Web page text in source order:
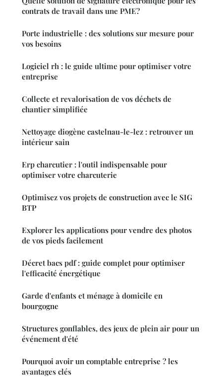
contrats de travail dans une PME?
Porte industrielle : des solutions sur mesure pour
vos besoins
Logiciel rh : le guide ultime pour optimiser votre
entreprise
Collecte et revalorisation de vos déchets de
chantier simplifiée
Nettoyage diogène castelnau-le-lez : retrouver un
intérieur sain
Erp charcutier : l'outil indispensable pour
optimiser votre charcuterie
Optimisez vos projets de construction avec le SIG
BTP
Explorer les applications pour vendre des photos
de vos pieds facilement
Décret bacs pdf : guide complet pour optimiser
l'efficacité énergétique
Garde d'enfants et ménage à domicile en
bourgogne
Structures gonflables, des jeux de plein air pour un
événement d'été
Pourquoi avoir un comptable entreprise ? les
avantages clés